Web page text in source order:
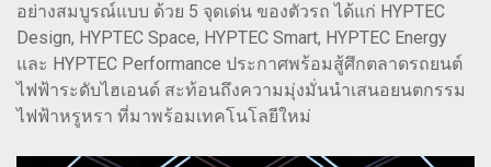
อย่างสมบูรณ์แบบ ด้วย 5 จุดเด่น ของตัวรถ ได้แก่ HYPTEC
Design, HYPTEC Space, HYPTEC Smart, HYPTEC Energy
และ HYPTEC Performance ประกาศพร้อมสู้ศึกตลาดรถยนต์
ไฟฟ้าระดับไฮเอนด์ สะท้อนถึงความมุ่งมั่นนำเสนอยนตกรรม
ไฟฟ้าหรูหรา ที่มาพร้อมเทคโนโลยีใหม่